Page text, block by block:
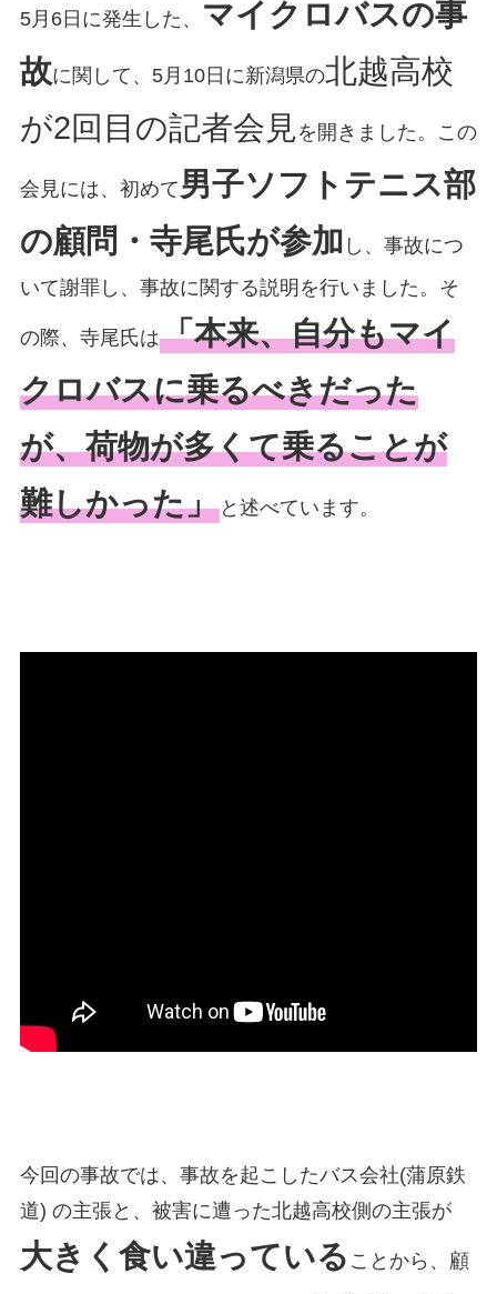
5月6日に発生した、
マイクロバスの事
故に関して、5月10日に新潟県の北越高校
が2回目の記者会見を開きました。この
会見には、初めて 男子ソフトテニス部
の顧問・寺尾氏が参加 し、事故につ
いて謝罪し、事故に関する説明を行いました。そ
の際、寺尾氏は「本来、自分もマイ
クロバスに乗るべきだった
が、荷物が多くて乗ることが
難しかった」と述べています。
今回の事故では、事故を起こしたバス会社(蒲原鉄
道) の主張と、被害に遭った北越高校側の主張が
大きく食い違っている ことから、顧